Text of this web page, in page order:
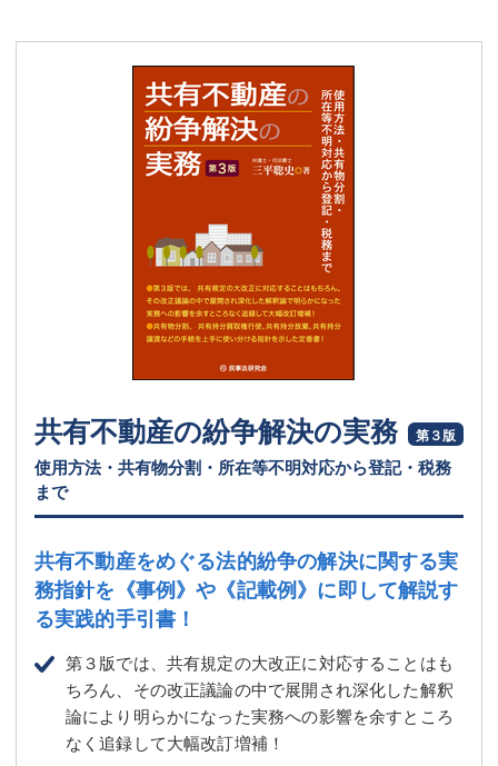
共有不動産の紛争解決の実務 第３版
使用方法・共有物分割・所在等不明対応から登記・税務
まで
共有不動産をめぐる法的紛争の解決に関する実
務指針を 《事例》や《記載例》に即して解説す
る実践的手引書！
第３版では、共有規定の大改正に対応することはも
ちろん、その改正議論の中で展開され深化した解釈
論により明らかになった実務への影響を余すところ
なく追録して大幅改訂増補！